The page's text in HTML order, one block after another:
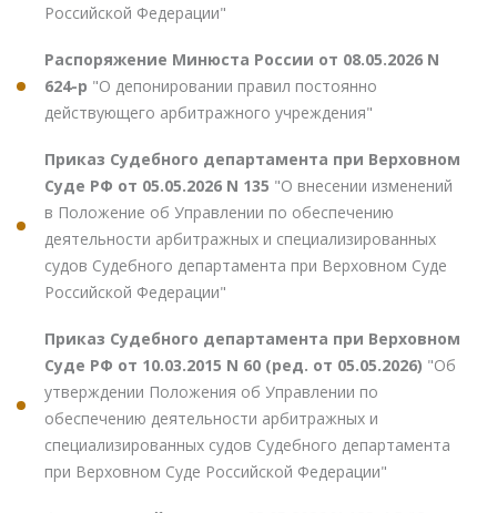
Российской Федерации"
Распоряжение Минюста России от 08.05.2026 N
624-р "О депонировании правил постоянно
действующего арбитражного учреждения"
Приказ Судебного департамента при Верховном
Суде РФ от 05.05.2026 N 135 "О внесении изменений
в Положение об Управлении по обеспечению
деятельности арбитражных и специализированных
судов Судебного департамента при Верховном Суде
Российской Федерации"
Приказ Судебного департамента при Верховном
Суде РФ от 10.03.2015 N 60 (ред. от 05.05.2026) "Об
утверждении Положения об Управлении по
обеспечению деятельности арбитражных и
специализированных судов Судебного департамента
при Верховном Суде Российской Федерации"